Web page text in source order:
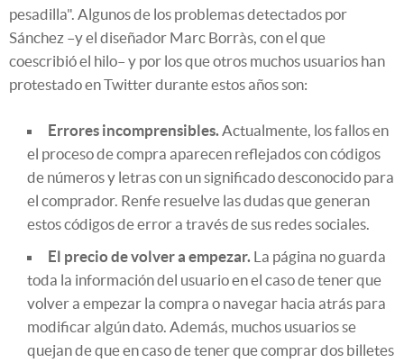
pesadilla". Algunos de los problemas detectados por
Sánchez –y el diseñador Marc Borràs, con el que
coescribió el hilo– y por los que otros muchos usuarios han
protestado en Twitter durante estos años son:
Errores incomprensibles. Actualmente, los fallos en
el proceso de compra aparecen reflejados con códigos
de números y letras con un significado desconocido para
el comprador. Renfe resuelve las dudas que generan
estos códigos de error a través de sus redes sociales.
El precio de volver a empezar. La página no guarda
toda la información del usuario en el caso de tener que
volver a empezar la compra o navegar hacia atrás para
modificar algún dato. Además, muchos usuarios se
quejan de que en caso de tener que comprar dos billetes